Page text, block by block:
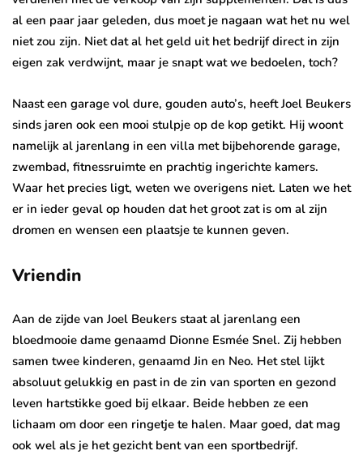
al een paar jaar geleden, dus moet je nagaan wat het nu wel
niet zou zijn. Niet dat al het geld uit het bedrijf direct in zijn
eigen zak verdwijnt, maar je snapt wat we bedoelen, toch?
Naast een garage vol dure, gouden auto’s, heeft Joel Beukers
sinds jaren ook een mooi stulpje op de kop getikt. Hij woont
namelijk al jarenlang in een villa met bijbehorende garage,
zwembad, fitnessruimte en prachtig ingerichte kamers.
Waar het precies ligt, weten we overigens niet. Laten we het
er in ieder geval op houden dat het groot zat is om al zijn
dromen en wensen een plaatsje te kunnen geven.
Vriendin
Aan de zijde van Joel Beukers staat al jarenlang een
bloedmooie dame genaamd Dionne Esmée Snel. Zij hebben
samen twee kinderen, genaamd Jin en Neo. Het stel lijkt
absoluut gelukkig en past in de zin van sporten en gezond
leven hartstikke goed bij elkaar. Beide hebben ze een
lichaam om door een ringetje te halen. Maar goed, dat mag
ook wel als je het gezicht bent van een sportbedrijf.